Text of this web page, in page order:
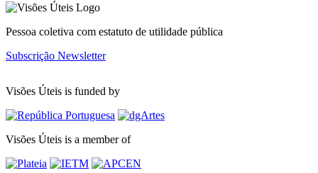
Pessoa coletiva com estatuto de utilidade pública
Subscrição Newsletter
Visões Úteis is funded by
Visões Úteis is a member of